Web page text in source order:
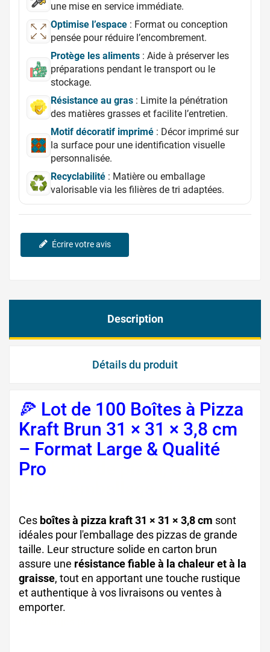
une mise en service immédiate.
Optimise l’espace : Format ou conception
pensée pour réduire l’encombrement.
Protège les aliments : Aide à préserver les
préparations pendant le transport ou le
stockage.
Résistance au gras : Limite la pénétration
des matières grasses et facilite l’entretien.
Motif décoratif imprimé : Décor imprimé sur
la surface pour une identification visuelle
personnalisée.
Recyclabilité : Matière ou emballage
valorisable via les filières de tri adaptées.
Écrire votre avis
Description
Détails du produit
🍕 Lot de 100 Boîtes à Pizza
Kraft Brun 31 × 31 × 3,8 cm
– Format Large & Qualité
Pro
Ces boîtes à pizza kraft 31 × 31 × 3,8 cm sont
idéales pour l'emballage des pizzas de grande
taille. Leur structure solide en carton brun
assure une résistance fiable à la chaleur et à la
graisse, tout en apportant une touche rustique
et authentique à vos livraisons ou ventes à
emporter.